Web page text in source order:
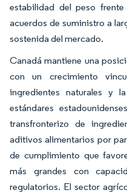
estabilidad del peso
acuerdos de suministro a
sostenida del mercado.
Canadá mantiene una
con un crecimiento
ingredientes naturales y
estándares
transfronterizo de
aditivos alimentarios por
de cumplimiento que
más grandes con
regulatorios. El sector